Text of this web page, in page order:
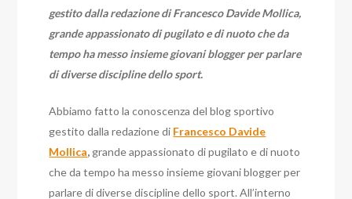
gestito dalla redazione di Francesco Davide Mollica,
grande appassionato di pugilato e di nuoto che da
tempo ha messo insieme giovani blogger per parlare
di diverse discipline dello sport.
Abbiamo fatto la conoscenza del blog sportivo
gestito dalla redazione di Francesco Davide
Mollica, grande appassionato di pugilato e di nuoto
che da tempo ha messo insieme giovani blogger per
parlare di diverse discipline dello sport. All’interno